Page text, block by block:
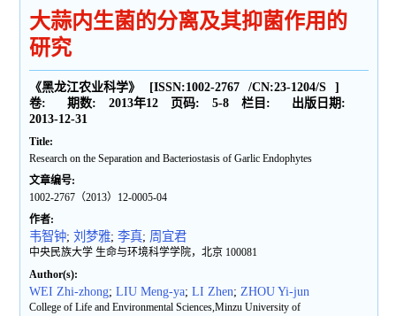
大蒜内生菌的分离及其抑菌作用的
研究
《黑龙江农业科学》 [ISSN:1002-2767 /CN:23-1204/S
]
卷:
期数: 2013年12 页码: 5-8 栏目:
出版日期:
2013-12-31
Title:
Research on the Separation and Bacteriostasis of Garlic Endophytes
文章编号:
1002-2767（2013）12-0005-04
作者:
韦智钟;刘梦雅;李真; 周宜君
中央民族大学 生命与环境科学学院，北京 100081
Author(s):
WEI Zhi-zhong;LIU Meng-ya;LI Zhen; ZHOU Yi-jun
College of Life and Environmental Sciences,Minzu University of